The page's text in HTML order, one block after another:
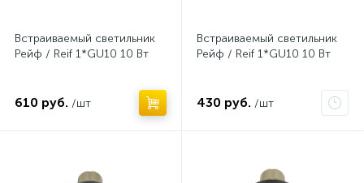
Встраиваемый светильник
Рейф / Reif 1*GU10 10 Вт
610 руб. /шт
Встраиваемый светильник
Рейф / Reif 1*GU10 10 Вт
430 руб. /шт